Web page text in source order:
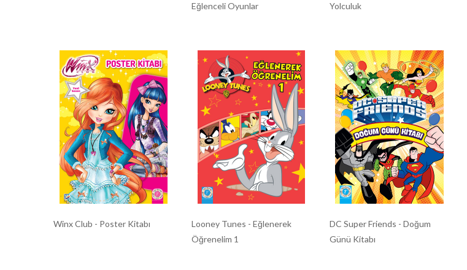
Eğlenceli Oyunlar
Yolculuk
Winx Club - Poster Kitabı
Looney Tunes - Eğlenerek
Öğrenelim 1
DC Super Friends - Doğum
Günü Kitabı